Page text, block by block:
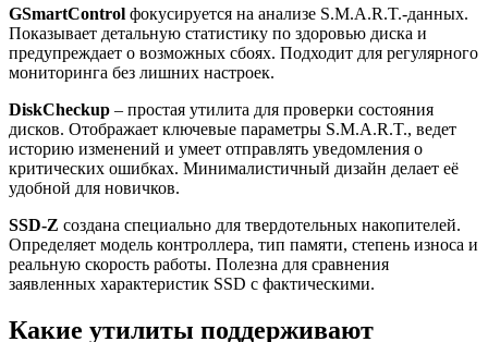
GSmartControl фокусируется на анализе S.M.A.R.T.-данных.
Показывает детальную статистику по здоровью диска и
предупреждает о возможных сбоях. Подходит для регулярного
мониторинга без лишних настроек.
DiskCheckup – простая утилита для проверки состояния
дисков. Отображает ключевые параметры S.M.A.R.T., ведет
историю изменений и умеет отправлять уведомления о
критических ошибках. Минималистичный дизайн делает её
удобной для новичков.
SSD-Z создана специально для твердотельных накопителей.
Определяет модель контроллера, тип памяти, степень износа и
реальную скорость работы. Полезна для сравнения
заявленных характеристик SSD с фактическими.
Какие утилиты поддерживают